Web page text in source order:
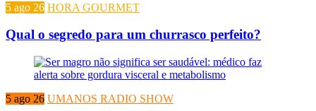
5 ago 26 HORA GOURMET
Qual o segredo para um churrasco perfeito?
5 ago 26 UMANOS RADIO SHOW